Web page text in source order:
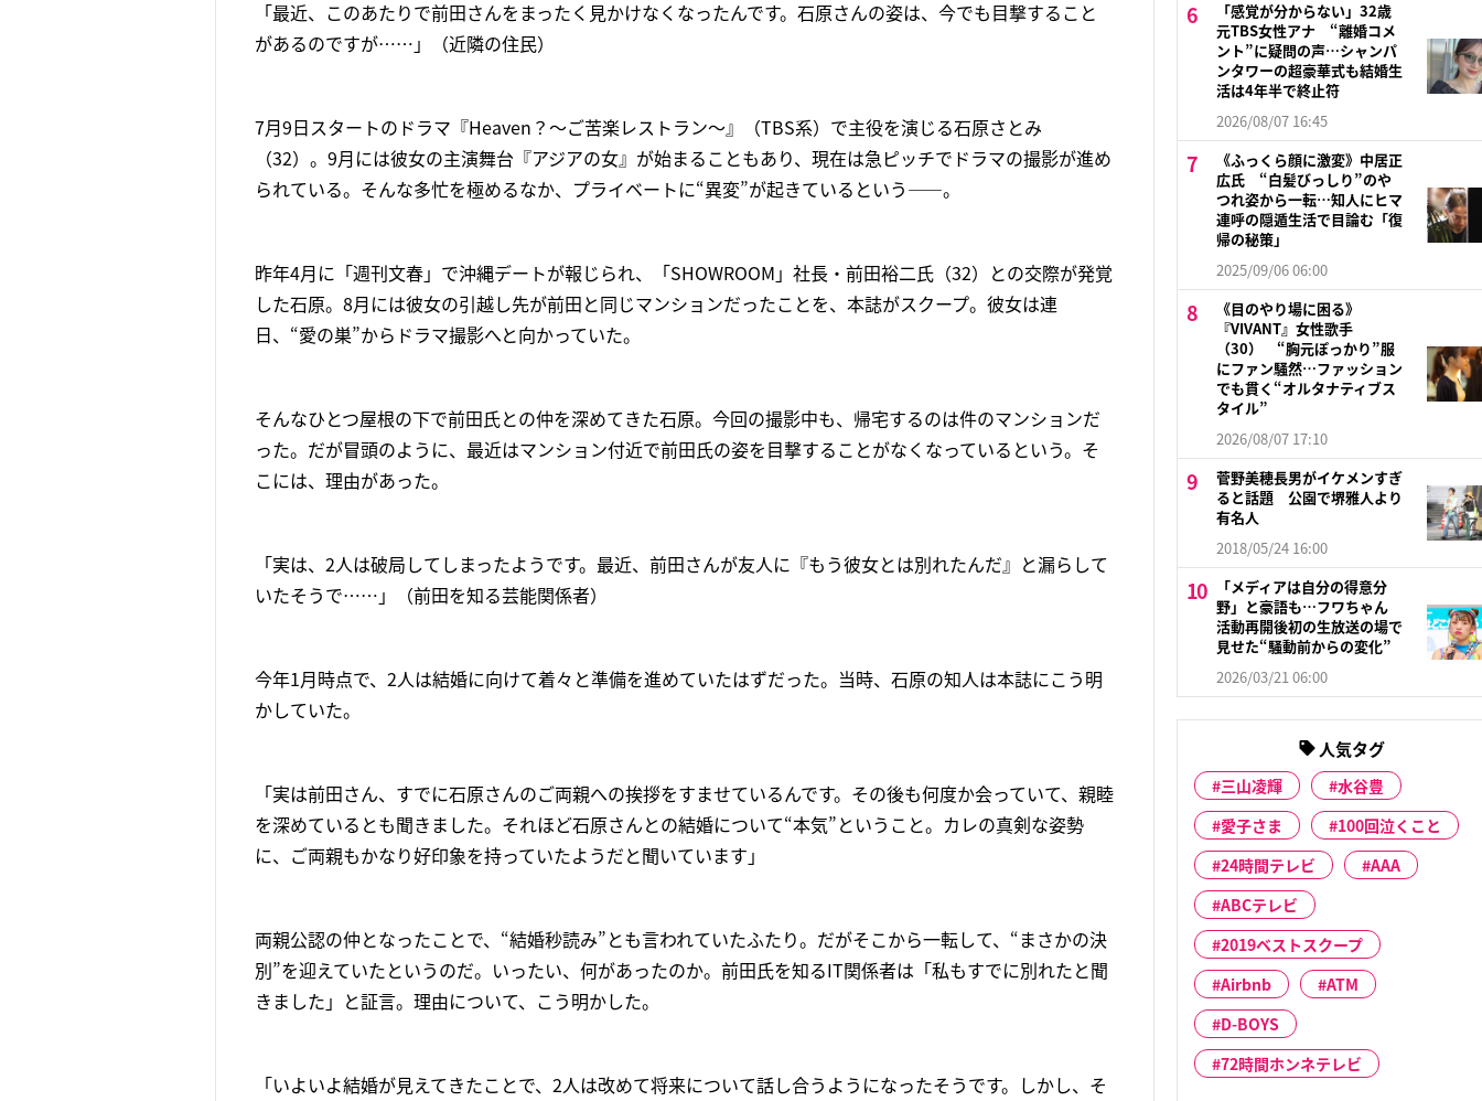
「最近、このあたりで前田さんをまったく見かけなくなったんです。石原さんの姿は、今でも目撃すること
があるのですが……」（近隣の住民）
7月9日スタートのドラマ『Heaven？～ご苦楽レストラン～』（TBS系）で主役を演じる石原さとみ
（32）。9月には彼女の主演舞台『アジアの女』が始まることもあり、現在は急ピッチでドラマの撮影が進め
られている。そんな多忙を極めるなか、プライベートに“異変”が起きているという――。
昨年4月に「週刊文春」で沖縄デートが報じられ、「SHOWROOM」社長・前田裕二氏（32）との交際が発覚
した石原。8月には彼女の引越し先が前田と同じマンションだったことを、本誌がスクープ。彼女は連
日、“愛の巣”からドラマ撮影へと向かっていた。
そんなひとつ屋根の下で前田氏との仲を深めてきた石原。今回の撮影中も、帰宅するのは件のマンションだ
った。だが冒頭のように、最近はマンション付近で前田氏の姿を目撃することがなくなっているという。そ
こには、理由があった。
「実は、2人は破局してしまったようです。最近、前田さんが友人に『もう彼女とは別れたんだ』と漏らして
いたそうで……」（前田を知る芸能関係者）
今年1月時点で、2人は結婚に向けて着々と準備を進めていたはずだった。当時、石原の知人は本誌にこう明
かしていた。
「実は前田さん、すでに石原さんのご両親への挨拶をすませているんです。その後も何度か会っていて、親睦
を深めているとも聞きました。それほど石原さんとの結婚について“本気”ということ。カレの真剣な姿勢
に、ご両親もかなり好印象を持っていたようだと聞いています」
両親公認の仲となったことで、“結婚秒読み”とも言われていたふたり。だがそこから一転して、“まさかの決
別”を迎えていたというのだ。いったい、何があったのか。前田氏を知るIT関係者は「私もすでに別れたと聞
きました」と証言。理由について、こう明かした。
「いよいよ結婚が見えてきたことで、2人は改めて将来について話し合うようになったそうです。しかし、そ
「感覚が分からない」32歳
元TBS女性アナ “離婚コメ
ント”に疑問の声…シャンパ
ンタワーの超豪華式も結婚生
活は4年半で終止符
2026/08/07 16:45
《ふっくら顔に激変》中居正
広氏 “白髪びっしり”のや
つれ姿から一転…知人にヒマ
連呼の隠遁生活で目論む「復
帰の秘策」
2025/09/06 06:00
《目のやり場に困る》
『VIVANT』女性歌手
（30） “胸元ぽっかり”服
にファン騒然…ファッション
でも貫く“オルタナティブス
タイル”
2026/08/07 17:10
菅野美穂長男がイケメンすぎ
ると話題 公園で堺雅人より
有名人
2018/05/24 16:00
「メディアは自分の得意分
野」と豪語も…フワちゃん
活動再開後初の生放送の場で
見せた“騒動前からの変化”
2026/03/21 06:00
人気タグ
三山凌輝
水谷豊
愛子さま
100回泣くこと
24時間テレビ
AAA
ABCテレビ
2019ベストスクープ
Airbnb
ATM
D-BOYS
72時間ホンネテレビ